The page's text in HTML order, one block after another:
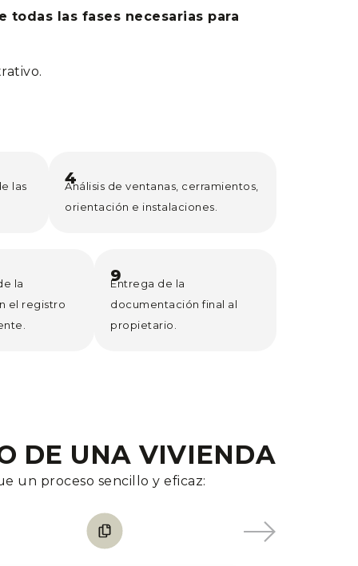
todas las fases necesarias para
las 4
Análisis de ventanas, cerramientos,
orientación e instalaciones.
la
el registro
9
Entrega de la
documentación final al
propietario.
DE UNA VIVIENDA
un proceso sencillo y eficaz: